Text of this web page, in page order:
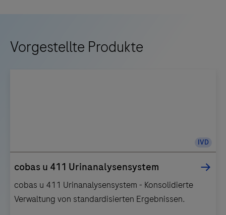
Vorgestellte Produkte
IVD
cobas u 411 Urinanalysensystem
cobas u 411 Urinanalysensystem - Konsolidierte
Verwaltung von standardisierten Ergebnissen.